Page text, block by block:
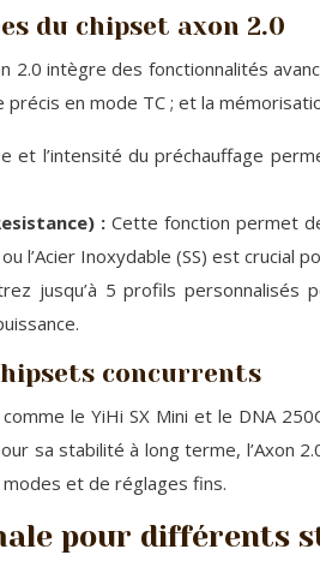
du chipset axon 2.0
2.0 intègre des fonctionnalités
en mode TC ; et la
et l’intensité du préchauffage
: Cette fonction permet
l’Acier Inoxydable (SS) est crucial
jusqu’à 5 profils
concurrents
le YiHi SX Mini et le DNA
sa stabilité à long terme, l’Axon
et de réglages fins.
pour différents